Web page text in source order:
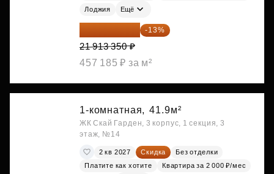
Лоджия Ещё
19 064 615 ₽ -13%
21 913 350 ₽
457 185 ₽ за м²
1-комнатная, 41.9м²
ЖК Скай Гарден, 3 корпус, 1 секция, 3
этаж, №14
2 кв 2027 Скидка
Без отделки
Платите как хотите
Квартира за 2 000 ₽/мес